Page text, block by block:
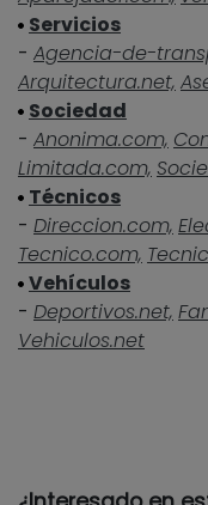
Servicios
- Agencia-de-
Arquitectura.net,
Sociedad
- Anonima.com,
Limitada.com,
Técnicos
- Direccion.com,
Tecnico.com,
Vehículos
- Deportivos.net,
Vehiculos.net